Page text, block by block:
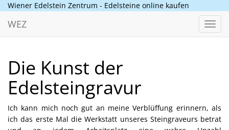
Wiener Edelstein Zentrum - Edelsteine online kaufen
WEZ
Die Kunst der
Edelsteingravur
Ich kann mich noch gut an meine Verblüffung erinnern, als
ich das erste Mal die Werkstatt unseres Steingraveurs betrat